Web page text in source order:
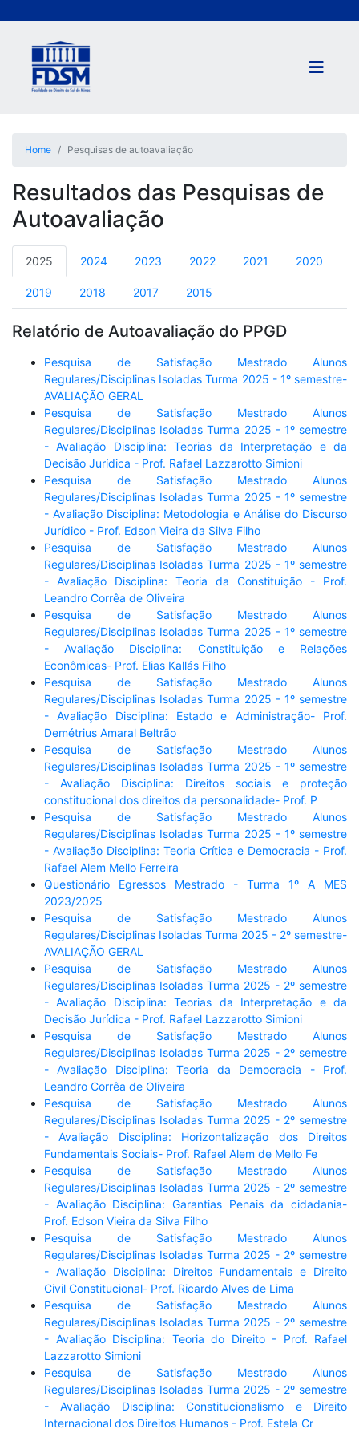
Home Pesquisas de autoavaliação
Resultados das Pesquisas de
Autoavaliação
2025 2024 2023 2022 2021 2020
2019 2018 2017 2015
Relatório de Autoavaliação do PPGD
Pesquisa de Satisfação Mestrado Alunos
Regulares/Disciplinas Isoladas Turma 2025 - 1º semestre-
AVALIAÇÃO GERAL
Pesquisa de Satisfação Mestrado Alunos
Regulares/Disciplinas Isoladas Turma 2025 - 1º semestre
- Avaliação Disciplina: Teorias da Interpretação e da
Decisão Jurídica - Prof. Rafael Lazzarotto Simioni
Pesquisa de Satisfação Mestrado Alunos
Regulares/Disciplinas Isoladas Turma 2025 - 1º semestre
- Avaliação Disciplina: Metodologia e Análise do Discurso
Jurídico - Prof. Edson Vieira da Silva Filho
Pesquisa de Satisfação Mestrado Alunos
Regulares/Disciplinas Isoladas Turma 2025 - 1º semestre
- Avaliação Disciplina: Teoria da Constituição - Prof.
Leandro Corrêa de Oliveira
Pesquisa de Satisfação Mestrado Alunos
Regulares/Disciplinas Isoladas Turma 2025 - 1º semestre
- Avaliação Disciplina: Constituição e Relações
Econômicas- Prof. Elias Kallás Filho
Pesquisa de Satisfação Mestrado Alunos
Regulares/Disciplinas Isoladas Turma 2025 - 1º semestre
- Avaliação Disciplina: Estado e Administração- Prof.
Demétrius Amaral Beltrão
Pesquisa de Satisfação Mestrado Alunos
Regulares/Disciplinas Isoladas Turma 2025 - 1º semestre
- Avaliação Disciplina: Direitos sociais e proteção
constitucional dos direitos da personalidade- Prof. P
Pesquisa de Satisfação Mestrado Alunos
Regulares/Disciplinas Isoladas Turma 2025 - 1º semestre
- Avaliação Disciplina: Teoria Crítica e Democracia - Prof.
Rafael Alem Mello Ferreira
Questionário Egressos Mestrado - Turma 1º A MES
2023/2025
Pesquisa de Satisfação Mestrado Alunos
Regulares/Disciplinas Isoladas Turma 2025 - 2º semestre-
AVALIAÇÃO GERAL
Pesquisa de Satisfação Mestrado Alunos
Regulares/Disciplinas Isoladas Turma 2025 - 2º semestre
- Avaliação Disciplina: Teorias da Interpretação e da
Decisão Jurídica - Prof. Rafael Lazzarotto Simioni
Pesquisa de Satisfação Mestrado Alunos
Regulares/Disciplinas Isoladas Turma 2025 - 2º semestre
- Avaliação Disciplina: Teoria da Democracia - Prof.
Leandro Corrêa de Oliveira
Pesquisa de Satisfação Mestrado Alunos
Regulares/Disciplinas Isoladas Turma 2025 - 2º semestre
- Avaliação Disciplina: Horizontalização dos Direitos
Fundamentais Sociais- Prof. Rafael Alem de Mello Fe
Pesquisa de Satisfação Mestrado Alunos
Regulares/Disciplinas Isoladas Turma 2025 - 2º semestre
- Avaliação Disciplina: Garantias Penais da cidadania-
Prof. Edson Vieira da Silva Filho
Pesquisa de Satisfação Mestrado Alunos
Regulares/Disciplinas Isoladas Turma 2025 - 2º semestre
- Avaliação Disciplina: Direitos Fundamentais e Direito
Civil Constitucional- Prof. Ricardo Alves de Lima
Pesquisa de Satisfação Mestrado Alunos
Regulares/Disciplinas Isoladas Turma 2025 - 2º semestre
- Avaliação Disciplina: Teoria do Direito - Prof. Rafael
Lazzarotto Simioni
Pesquisa de Satisfação Mestrado Alunos
Regulares/Disciplinas Isoladas Turma 2025 - 2º semestre
- Avaliação Disciplina: Constitucionalismo e Direito
Internacional dos Direitos Humanos - Prof. Estela Cr